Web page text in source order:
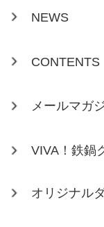
NEWS
CONTENTS
メールマガ
VIVA！鉄鍋
オリジナル